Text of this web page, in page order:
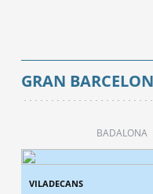
GRAN
BADALONA
VILADECANS